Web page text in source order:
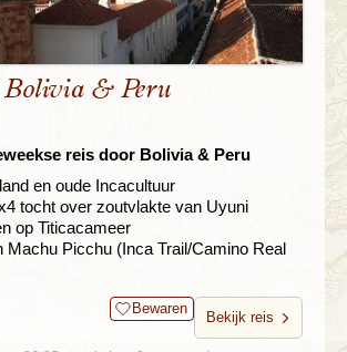
& Peru
reis door Bolivia & Peru
en oude Incacultuur
tocht over zoutvlakte van Uyuni
op Titicacameer
Machu Picchu (Inca Trail/Camino Real
Bewaren
Bekijk reis